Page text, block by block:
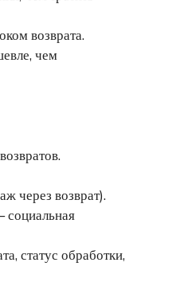
возврата.
чем
через возврат).
социальная
статус обработки,